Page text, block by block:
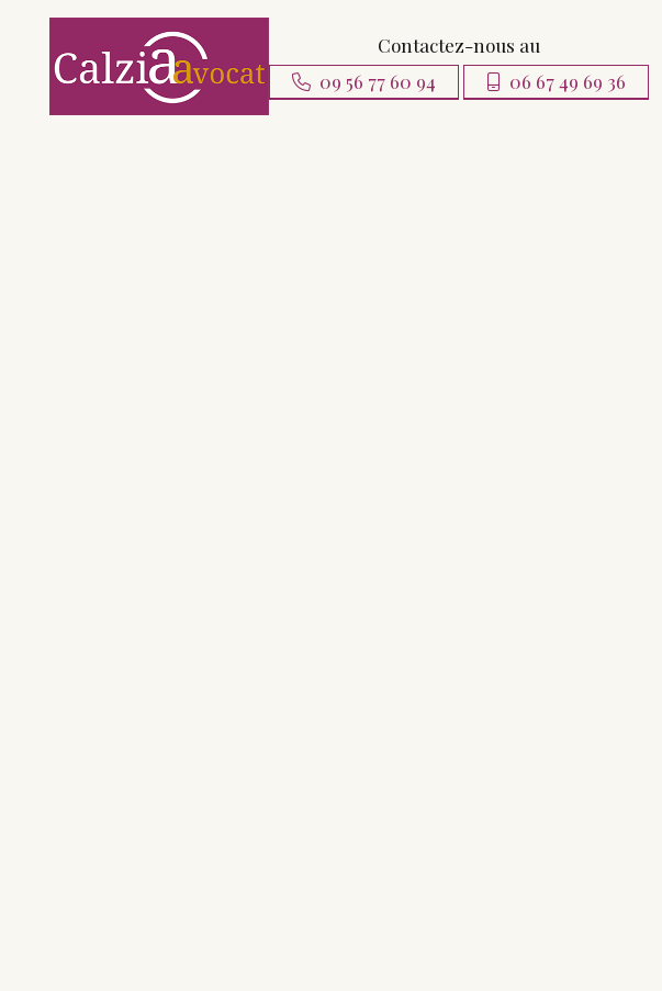
Contactez-nous au
09 56 77 60 94
06 67 49 69 36